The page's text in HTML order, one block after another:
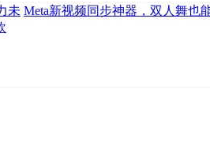
未 Meta新视频同步神器，双人舞也